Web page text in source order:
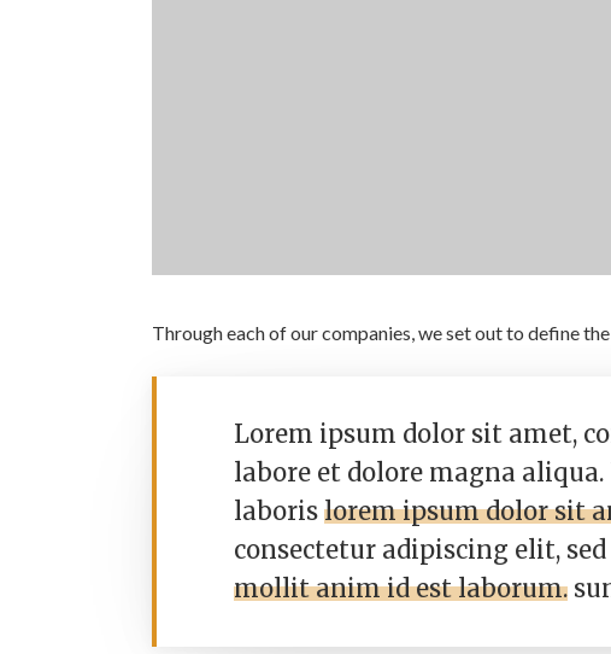
Through each of our companies, we set out to define
Lorem ipsum dolor sit amet,
labore et dolore magna
laboris lorem ipsum dolor sit
consectetur adipiscing elit,
mollit anim id est laborum.